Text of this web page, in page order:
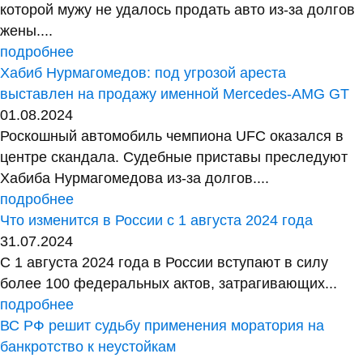
которой мужу не удалось продать авто из-за долгов
жены....
подробнее
Хабиб Нурмагомедов: под угрозой ареста
выставлен на продажу именной Mercedes-AMG GT
01.08.2024
Роскошный автомобиль чемпиона UFC оказался в
центре скандала. Судебные приставы преследуют
Хабиба Нурмагомедова из-за долгов....
подробнее
Что изменится в России с 1 августа 2024 года
31.07.2024
С 1 августа 2024 года в России вступают в силу
более 100 федеральных актов, затрагивающих...
подробнее
ВС РФ решит судьбу применения моратория на
банкротство к неустойкам